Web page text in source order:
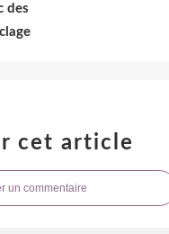
des
cet article
un commentaire